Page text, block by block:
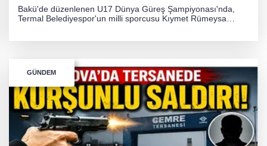
Bakü'de düzenlenen U17 Dünya Güreş Şampiyonası'nda,
Termal Belediyespor'un milli sporcusu Kıymet Rümeysa
GÜNDEM